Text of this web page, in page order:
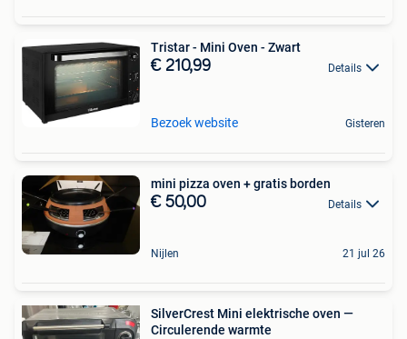
Tristar - Mini Oven - Zwart
€ 210,99 Details
Bezoek website Gisteren
mini pizza oven + gratis borden
€ 50,00 Details
Nijlen 21 jul 26
SilverCrest Mini elektrische oven —
Circulerende warmte